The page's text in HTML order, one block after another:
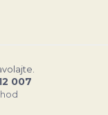
007